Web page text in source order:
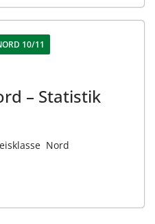
10/11
– Statistik
Nord